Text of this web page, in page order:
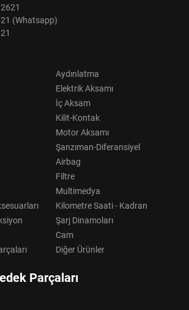
(Whatsapp)
Aydınlatma
Elektrik Aksamı
İç Aksam
Kilit-Kontak
Motor Aksamı
Şanzıman-Diferansiyel
Airbag
Filtre
Multimedya
Kilometre Saati - Kadran
Şarj Dinamoları
Cam
Diğer Ürünler
Parçaları